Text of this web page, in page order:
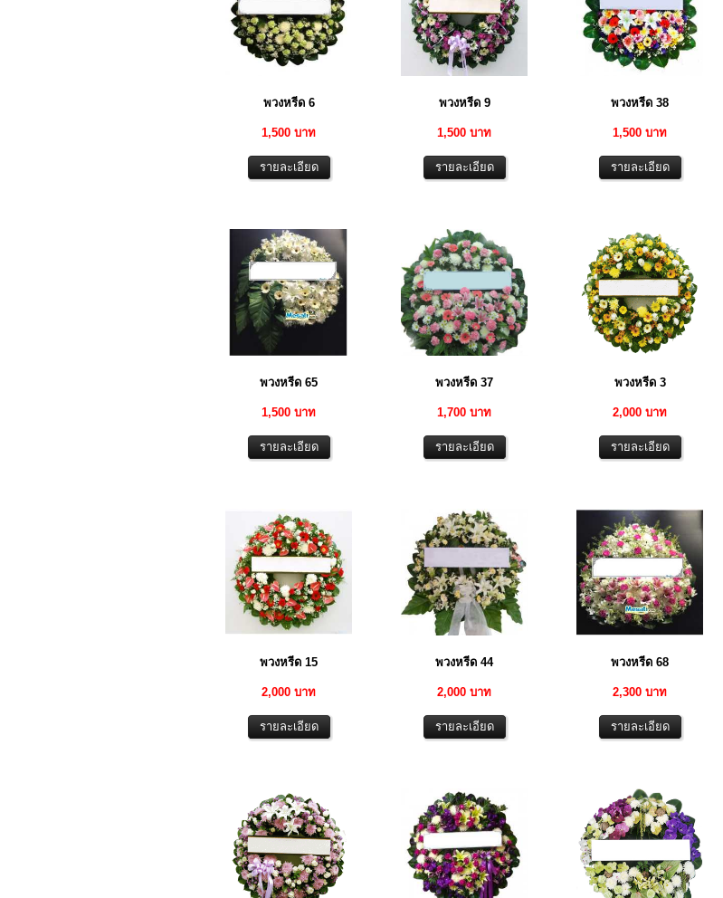
พวงหรีด 6
1,500 บาท
พวงหรีด 9
1,500 บาท
พวงหรีด 38
1,500 บาท
พวงหรีด 65
1,500 บาท
พวงหรีด 37
1,700 บาท
พวงหรีด 3
2,000 บาท
พวงหรีด 15
2,000 บาท
พวงหรีด 44
2,000 บาท
พวงหรีด 68
2,300 บาท